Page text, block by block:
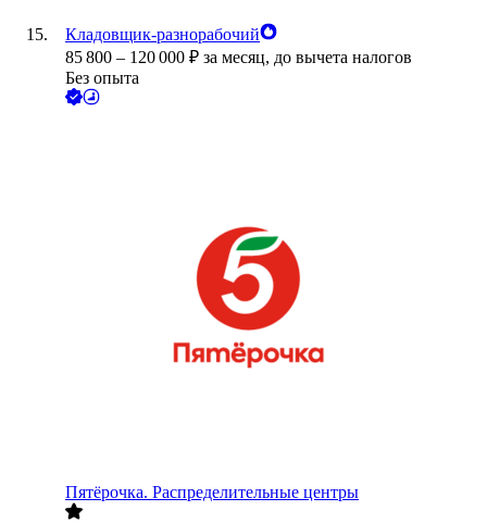
Кладовщик-разнорабочий
85 800 – 120 000 ₽ за месяц, до вычета налогов
Без опыта
Пятёрочка. Распределительные центры